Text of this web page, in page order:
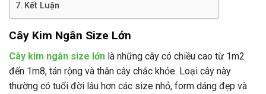
Kết Luận
Cây Kim Ngân Size Lớn
Cây kim ngân size lớn là những cây có chiều cao từ 1m2
đến 1m8, tán rộng và thân cây chắc khỏe. Loại cây này
thường có tuổi đời lâu hơn các size nhỏ, form dáng đẹp và